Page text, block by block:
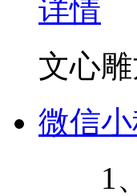
详情
文心
微信
1、